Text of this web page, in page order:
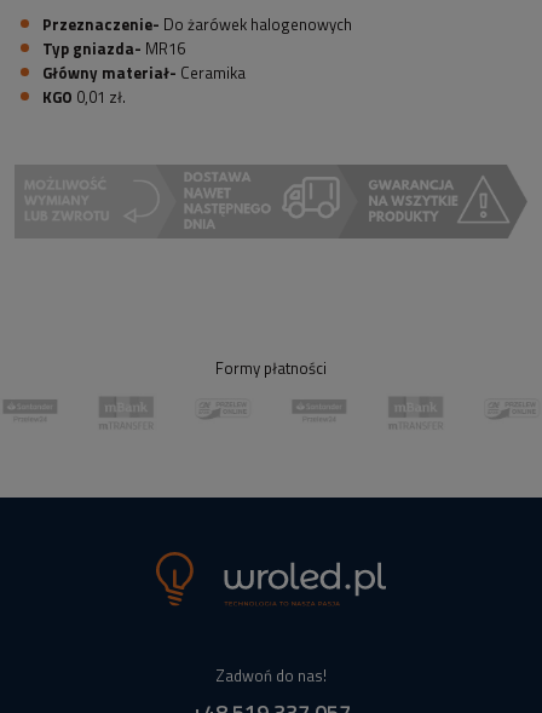
Przeznaczenie- Do żarówek halogenowych
Typ gniazda- MR16
Główny materiał- Ceramika
KGO 0,01 zł.
Formy płatności
Zadwoń do nas!